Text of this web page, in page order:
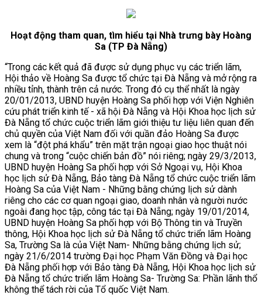
Hoạt động tham quan, tìm hiểu tại Nhà trưng bày Hoàng
Sa (TP Đà Nẵng)
“Trong các kết quả đã được sử dụng phục vụ các triển lãm,
Hội thảo về Hoàng Sa được tổ chức tại Đà Nẵng và mở rộng ra
nhiều tỉnh, thành trên cả nước. Trong đó cụ thể nhất là ngày
20/01/2013, UBND huyện Hoàng Sa phối hợp với Viện Nghiên
cứu phát triển kinh tế - xã hội Đà Nẵng và Hội Khoa học lịch sử
Đà Nẵng tổ chức cuộc triển lãm giới thiệu tư liệu liên quan đến
chủ quyền của Việt Nam đối với quần đảo Hoàng Sa được
xem là “đột phá khẩu” trên mặt trận ngoại giao học thuật nói
chung và trong “cuộc chiến bản đồ” nói riêng; ngày 29/3/2013,
UBND huyện Hoàng Sa phối hợp với Sở Ngoại vụ, Hội Khoa
học lịch sử Đà Nẵng, Bảo tàng Đà Nẵng tổ chức cuộc triển lãm
Hoàng Sa của Việt Nam - Những bằng chứng lịch sử dành
riêng cho các cơ quan ngoại giao, doanh nhân và người nước
ngoài đang học tập, công tác tại Đà Nẵng; ngày 19/01/2014,
UBND huyện Hoàng Sa phối hợp với Bộ Thông tin và Truyền
thông, Hội Khoa học lịch sử Đà Nẵng tổ chức triển lãm Hoàng
Sa, Trường Sa là của Việt Nam- Những bằng chứng lịch sử;
ngày 21/6/2014 trường Đại học Phạm Văn Đồng và Đại học
Đà Nẵng phối hợp với Bảo tàng Đà Nẵng, Hội Khoa học lịch sử
Đà Nẵng tổ chức triển lãm Hoàng Sa- Trường Sa: Phần lãnh thổ
không thể tách rời của Tổ quốc Việt Nam.